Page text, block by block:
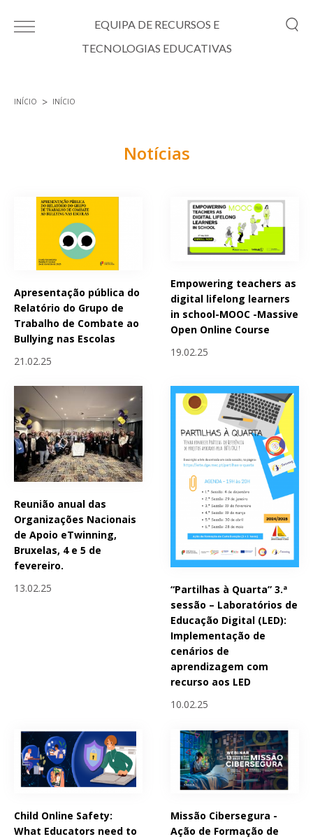
EQUIPA DE RECURSOS E
TECNOLOGIAS EDUCATIVAS
INÍCIO INÍCIO
Notícias
Apresentação pública do
Relatório do Grupo de
Trabalho de Combate ao
Bullying nas Escolas
21.02.25
Empowering teachers as
digital lifelong learners
in school-MOOC -Massive
Open Online Course
19.02.25
Reunião anual das
Organizações Nacionais
de Apoio eTwinning,
Bruxelas, 4 e 5 de
fevereiro.
13.02.25
“Partilhas à Quarta” 3.ª
sessão – Laboratórios de
Educação Digital (LED):
Implementação de
cenários de
aprendizagem com
recurso aos LED
10.02.25
Child Online Safety:
What Educators need to
Missão Cibersegura -
Ação de Formação de
Páginas